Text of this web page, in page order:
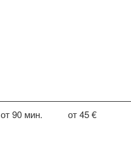
от 90 мин. от 45 €